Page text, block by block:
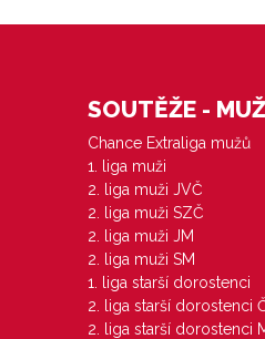
SOUTĚŽE -
Chance Extraliga mužů
1. liga muži
2. liga muži JVČ
2. liga muži SZČ
2. liga muži JM
2. liga muži SM
1. liga starší dorostenci
2. liga starší dorostenci
2. liga starší dorostenci